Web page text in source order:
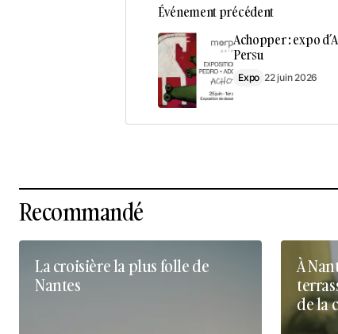
Événement précédent
Achopper : expo
Persu
Expo 22 juin 2026
Recommandé
La croisière la plus folle de
Nantes
À
de la